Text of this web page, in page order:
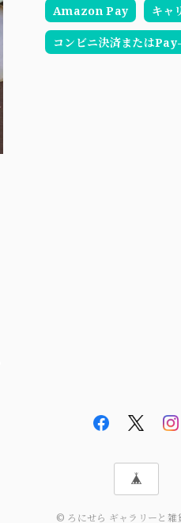
Amazon Pay キャ
コンビニ決済または
© ろにせら ギャラリーと雑